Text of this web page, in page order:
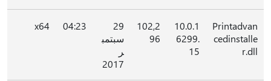
Printadvan
cedinstalle
r.dll
10.0.1
6299.
15
102,2
96
29
سبتمب
ر
2017
04:23
x64